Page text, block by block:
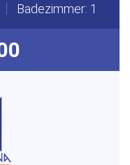
Badezimmer: 1